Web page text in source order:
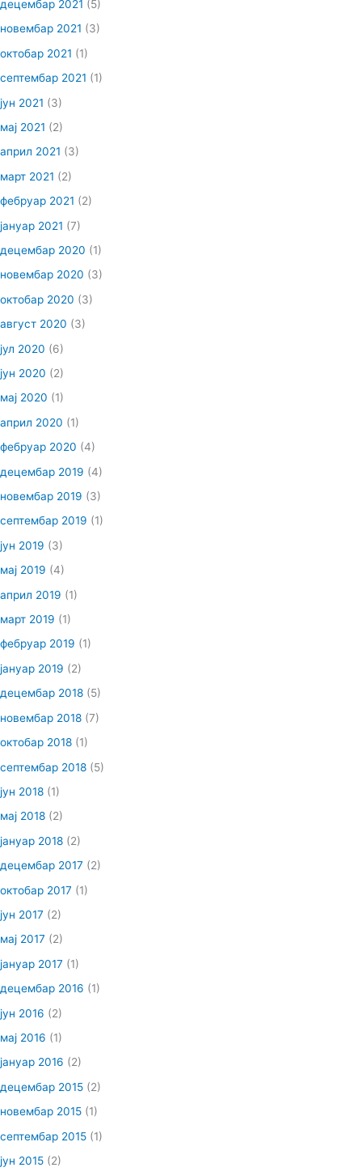
децембар 2021 (5)
новембар 2021 (3)
октобар 2021 (1)
септембар 2021 (1)
јун 2021 (3)
мај 2021 (2)
април 2021 (3)
март 2021 (2)
фебруар 2021 (2)
јануар 2021 (7)
децембар 2020 (1)
новембар 2020 (3)
октобар 2020 (3)
август 2020 (3)
јул 2020 (6)
јун 2020 (2)
мај 2020 (1)
април 2020 (1)
фебруар 2020 (4)
децембар 2019 (4)
новембар 2019 (3)
септембар 2019 (1)
јун 2019 (3)
мај 2019 (4)
април 2019 (1)
март 2019 (1)
фебруар 2019 (1)
јануар 2019 (2)
децембар 2018 (5)
новембар 2018 (7)
октобар 2018 (1)
септембар 2018 (5)
јун 2018 (1)
мај 2018 (2)
јануар 2018 (2)
децембар 2017 (2)
октобар 2017 (1)
јун 2017 (2)
мај 2017 (2)
јануар 2017 (1)
децембар 2016 (1)
јун 2016 (2)
мај 2016 (1)
јануар 2016 (2)
децембар 2015 (2)
новембар 2015 (1)
септембар 2015 (1)
јун 2015 (2)